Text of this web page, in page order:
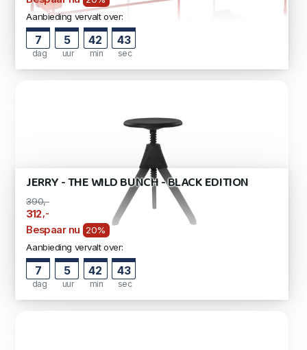
Aanbieding vervalt over:
7
dag
5
uur
42
min
42
sec
JERRY - THE WILD BUNCH - BLACK EDITION
390,-
312 ,-
Bespaar nu
20%
Aanbieding vervalt over:
7
dag
5
uur
42
min
42
sec